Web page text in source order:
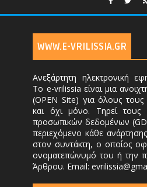
WWW.E-VRILISSIA.GR
Ανεξάρτητη ηλεκτρονική
Το e-vrilissia είναι μια
(OPEN Site) για όλους τους
και όχι μόνο. Τηρεί τους
προσωπικών δεδομένων
περιεχόμενο κάθε
στον συντάκτη, ο οποίος
ονοματεπώνυμό του ή την
Άρθρου. Email: